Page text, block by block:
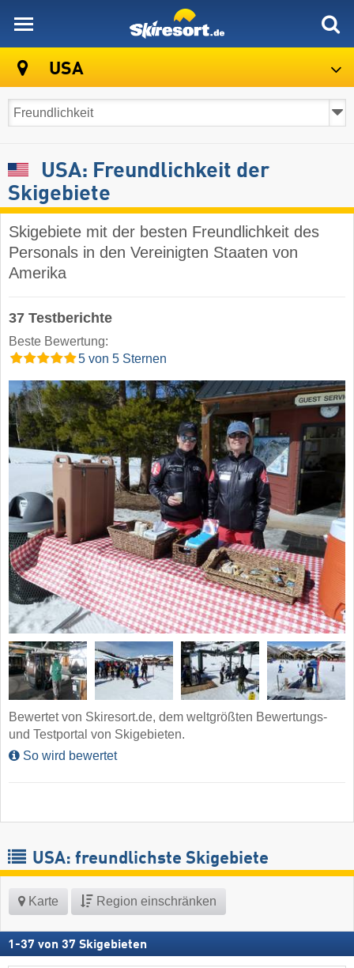
USA
USA: Freundlichkeit der
Skigebiete
Skigebiete mit der besten Freundlichkeit des
Personals in den Vereinigten Staaten von
Amerika
37 Testberichte
Beste Bewertung:
5 von 5 Sternen
Bewertet von Skiresort.de, dem weltgrößten Bewertungs-
und Testportal von Skigebieten.
So wird bewertet
USA: freundlichste Skigebiete
Karte Region einschränken
1 -37 von 37 Skigebieten